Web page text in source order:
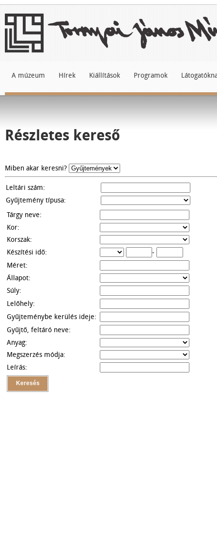
A múzeum Hírek Kiállítások Programok
Részletes kereső
Miben akar keresni?
Leltári szám:
Gyűjtemény típusa:
Tárgy neve:
Kor:
Korszak:
Készítési idő:
-
Méret:
Állapot:
Súly:
Lelőhely:
Gyűjteménybe kerülés ideje:
Gyűjtő, feltáró neve:
Anyag:
Megszerzés módja:
Leírás: